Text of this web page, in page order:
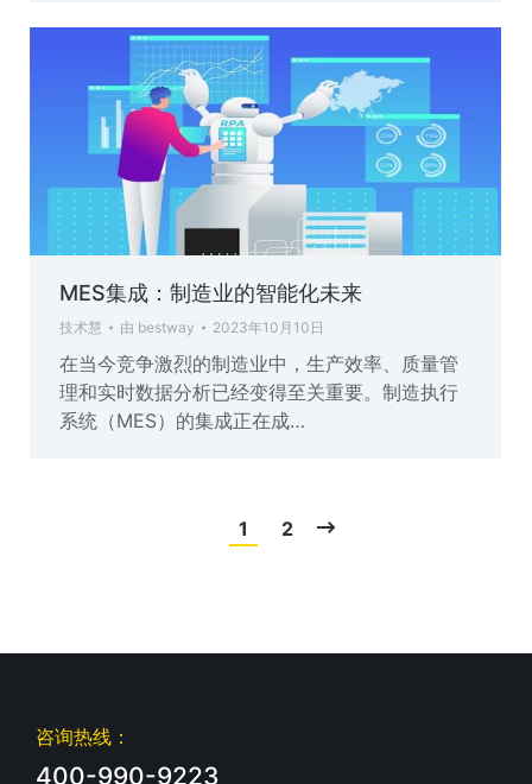
MES集成：制造业的智能化未来
技术慧 由 bestway 2023年10月10日
在当今竞争激烈的制造业中，生产效率、质量管
理和实时数据分析已经变得至关重要。制造执行
系统（MES）的集成正在成…
1 2
咨询热线：
400-990-9223